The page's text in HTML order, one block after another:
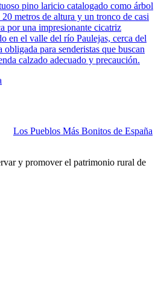
pino laricio catalogado como árbol
metros de altura y un tronco de casi
por una impresionante cicatriz
en el valle del río Paulejas, cerca del
para senderistas que buscan
calzado adecuado y precaución.
Los Pueblos Más Bonitos de España
y promover el patrimonio rural de